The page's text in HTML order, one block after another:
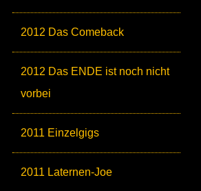
2012 Das Comeback
2012 Das ENDE ist noch nicht
vorbei
2011 Einzelgigs
2011 Laternen-Joe